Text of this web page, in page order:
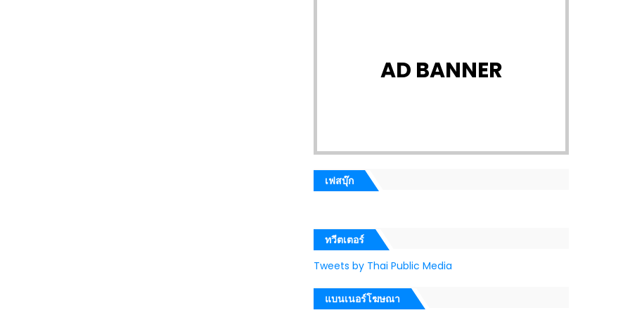
AD BANNER
เฟสบุ๊ก
ทวีตเตอร์
Tweets by Thai Public Media
แบนเนอร์โฆษณา